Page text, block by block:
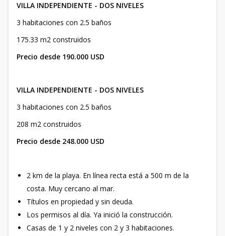
VILLA INDEPENDIENTE - DOS NIVELES
3 habitaciones con 2.5 baños
175.33 m2 construidos
Precio desde 190.000 USD
VILLA INDEPENDIENTE - DOS NIVELES
3 habitaciones con 2.5 baños
208 m2 construidos
Precio desde 248.000 USD
2 km de la playa. En línea recta está a 500 m de la
costa. Muy cercano al mar.
Títulos en propiedad y sin deuda.
Los permisos al día. Ya inició la construcción.
Casas de 1 y 2 niveles con 2 y 3 habitaciones.